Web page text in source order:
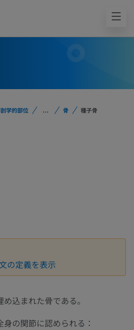
学的部位 ... 骨 種子骨
の定義を表示
込まれた骨である。
の関節に認められる：